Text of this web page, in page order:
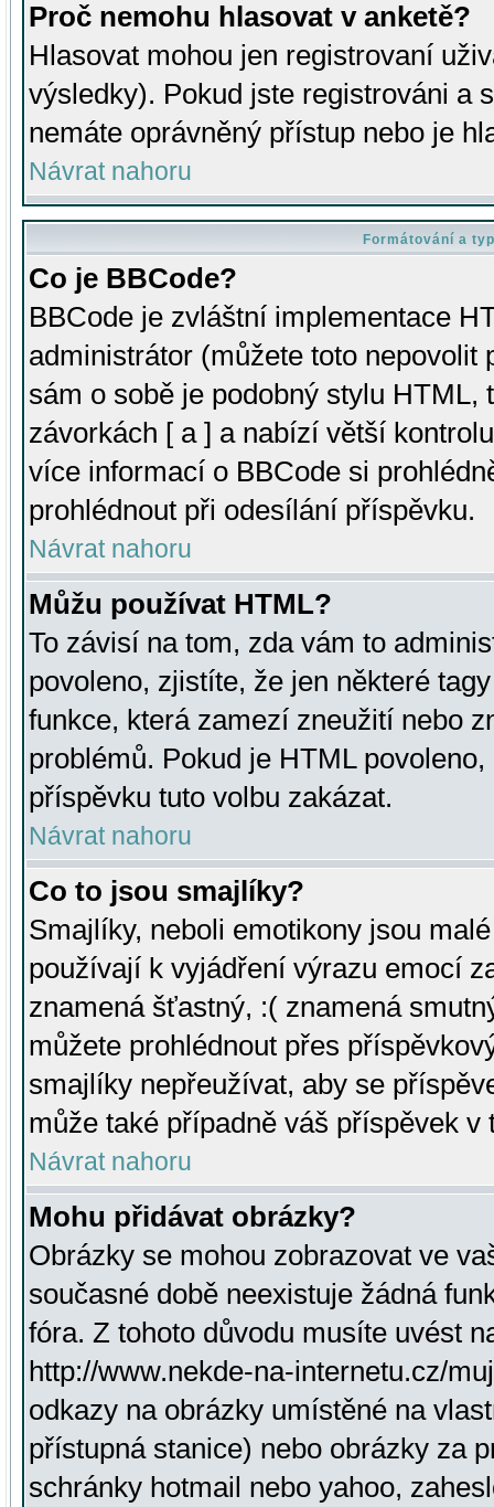
Proč nemohu hlasovat v anketě?
Hlasovat mohou jen registrovaní
výsledky). Pokud jste registrováni a
nemáte oprávněný přístup nebo je
Návrat nahoru
Formátování a
Co je BBCode?
BBCode je zvláštní implementace
administrátor (můžete toto
sám o sobě je podobný stylu HTML,
závorkách [ a ] a nabízí větší
více informací o BBCode si
prohlédnout při odesílání příspěvku.
Návrat nahoru
Můžu používat HTML?
To závisí na tom, zda vám to
povoleno, zjistíte, že jen některé
funkce, která zamezí zneužití nebo
problémů. Pokud je HTML
příspěvku tuto volbu zakázat.
Návrat nahoru
Co to jsou smajlíky?
Smajlíky, neboli emotikony jsou
používají k vyjádření výrazu emocí
znamená šťastný, :( znamená
můžete prohlédnout přes
smajlíky nepřeužívat, aby se
může také případně váš příspěvek v
Návrat nahoru
Mohu přidávat obrázky?
Obrázky se mohou zobrazovat ve
současné době neexistuje žádná
fóra. Z tohoto důvodu musíte uvést
http://www.nekde-na-internetu.cz/
odkazy na obrázky umístěné na
přístupná stanice) nebo obrázky za
schránky hotmail nebo yahoo,